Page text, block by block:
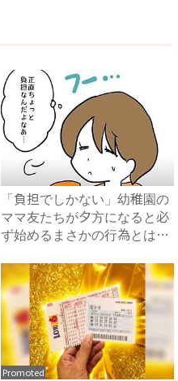
「負担でしかない」幼稚園の
ママ友たちが夕方になると必
ず始めるまさかの行為とは？
Promoted